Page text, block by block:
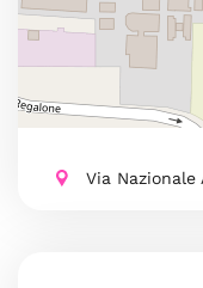
Via Nazionale